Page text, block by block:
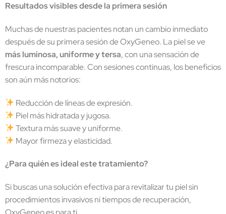
Resultados visibles desde la primera sesión
Muchas de nuestras pacientes notan un cambio inmediato
después de su primera sesión de OxyGeneo. La piel se ve
más luminosa, uniforme y tersa, con una sensación de
frescura incomparable. Con sesiones continuas, los beneficios
son aún más notorios:
Reducción de líneas de expresión.
Piel más hidratada y jugosa.
Textura más suave y uniforme.
Mayor firmeza y elasticidad.
¿Para quién es ideal este tratamiento?
Si buscas una solución efectiva para revitalizar tu piel sin
procedimientos invasivos ni tiempos de recuperación,